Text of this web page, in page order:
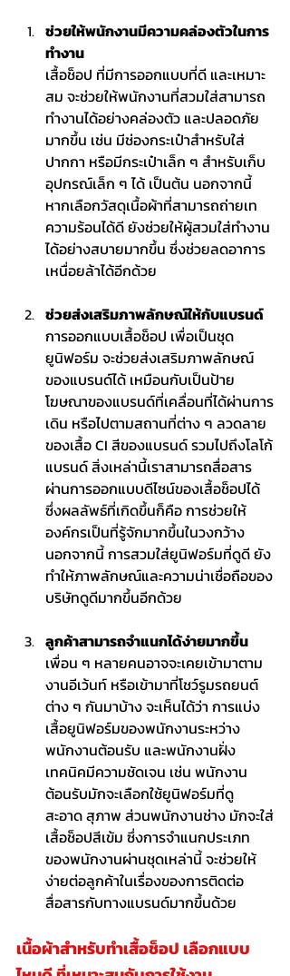
ช่วยให้พนักงานมีความคล่องตัวในการ
ทำงาน
เสื้อช็อป ที่มีการออกแบบที่ดี และเหมาะ
สม จะช่วยให้พนักงานที่สวมใส่สามารถ
ทำงานได้อย่างคล่องตัว และปลอดภัย
มากขึ้น เช่น มีช่องกระเป๋าสำหรับใส่
ปากกา หรือมีกระเป๋าเล็ก ๆ สำหรับเก็บ
อุปกรณ์เล็ก ๆ ได้ เป็นต้น นอกจากนี้
หากเลือกวัสดุเนื้อผ้าที่สามารถถ่ายเท
ความร้อนได้ดี ยังช่วยให้ผู้สวมใส่ทำงาน
ได้อย่างสบายมากขึ้น ซึ่งช่วยลดอาการ
เหนื่อยล้าได้อีกด้วย
ช่วยส่งเสริมภาพลักษณ์ให้กับแบรนด์
การออกแบบเสื้อช็อป เพื่อเป็นชุด
ยูนิฟอร์ม จะช่วยส่งเสริมภาพลักษณ์
ของแบรนด์ได้ เหมือนกับเป็นป้าย
โฆษณาของแบรนด์ที่เคลื่อนที่ได้ผ่านการ
เดิน หรือไปตามสถานที่ต่าง ๆ ลวดลาย
ของเสื้อ CI สีของแบรนด์ รวมไปถึงโลโก้
แบรนด์ สิ่งเหล่านี้เราสามารถสื่อสาร
ผ่านการออกแบบดีไซน์ของเสื้อช็อปได้
ซึ่งผลลัพธ์ที่เกิดขึ้นก็คือ การช่วยให้
องค์กรเป็นที่รู้จักมากขึ้นในวงกว้าง
นอกจากนี้ การสวมใส่ยูนิฟอร์มที่ดูดี ยัง
ทำให้ภาพลักษณ์และความน่าเชื่อถือของ
บริษัทดูดีมากขึ้นอีกด้วย
ลูกค้าสามารถจำแนกได้ง่ายมากขึ้น
เพื่อน ๆ หลายคนอาจจะเคยเข้ามาตาม
งานอีเว้นท์ หรือเข้ามาที่โชว์รูมรถยนต์
ต่าง ๆ กันมาบ้าง จะเห็นได้ว่า การแบ่ง
เสื้อยูนิฟอร์มของพนักงานระหว่าง
พนักงานต้อนรับ และพนักงานฝั่ง
เทคนิคมีความชัดเจน เช่น พนักงาน
ต้อนรับมักจะเลือกใช้ยูนิฟอร์มที่ดู
สะอาด สุภาพ ส่วนพนักงานช่าง มักจะใส่
เสื้อช็อปสีเข้ม ซึ่งการจำแนกประเภท
ของพนักงานผ่านชุดเหล่านี้ จะช่วยให้
ง่ายต่อลูกค้าในเรื่องของการติดต่อ
สื่อสารกับทางแบรนด์มากขึ้นด้วย
เนื้อผ้าสำหรับทำเสื้อช็อป เลือกแบบ